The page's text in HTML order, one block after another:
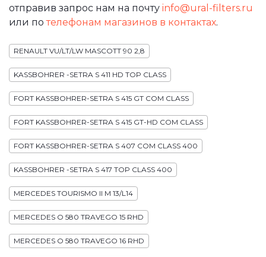
отправив запрос нам на почту info@ural-filters.ru
или потелефонам магазинов в контактах.
RENAULT VU/LT/LW MASCOTT 90 2,8
KASSBOHRER -SETRA S 411 HD TOP CLASS
FORT KASSBOHRER-SETRA S 415 GT COM CLASS
FORT KASSBOHRER-SETRA S 415 GT-HD COM CLASS
FORT KASSBOHRER-SETRA S 407 COM CLASS 400
KASSBOHRER -SETRA S 417 TOP CLASS 400
MERCEDES TOURISMO II M 13/L14
MERCEDES O 580 TRAVEGO 15 RHD
MERCEDES O 580 TRAVEGO 16 RHD